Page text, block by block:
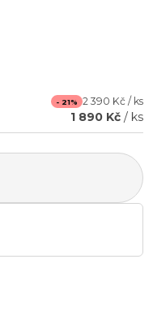
- 21% 2 390 Kč / ks
1 890 Kč / ks